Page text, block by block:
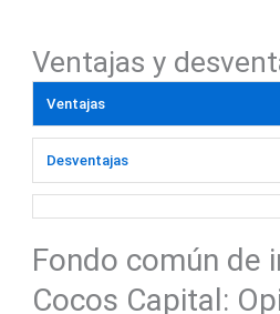
Ventajas y
Ventajas
Desventajas
Fondo común de
Cocos Capital: